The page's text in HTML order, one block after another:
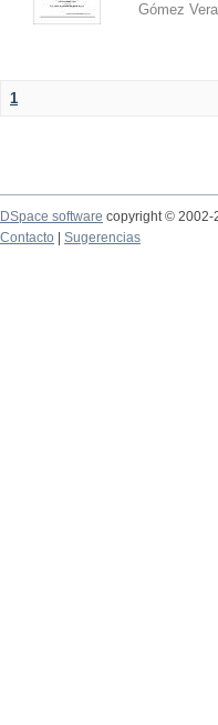
Gómez
1
DSpace software copyright © 2002-
Contacto
Sugerencias